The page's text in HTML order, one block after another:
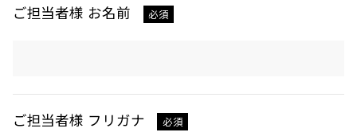
ご担当者様 お名前 必須
ご担当者様 フリガナ 必須